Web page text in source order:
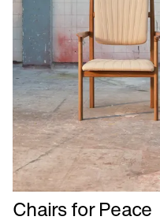
Læs
mere
om
Chairs
for
Peace
Chairs for Peace
Design AHM
Producent